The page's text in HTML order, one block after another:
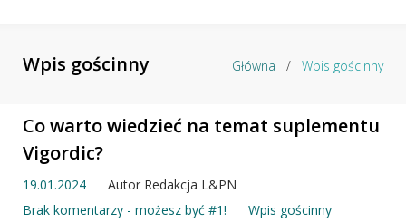
Wpis gościnny Główna / Wpis gościnny
Kategoria:
Wpis
gościnny
Co warto wiedzieć na temat suplementu
Vigordic?
19.01.2024 Autor Redakcja L&PN
Brak komentarzy - możesz być #1!
Wpis gościnny